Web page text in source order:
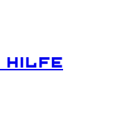
HILFE